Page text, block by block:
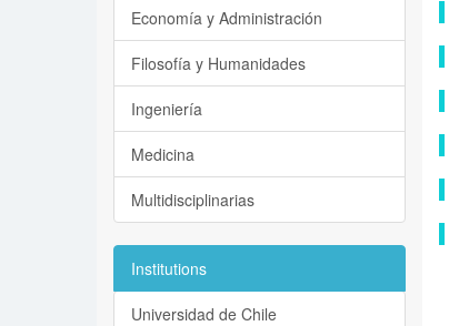
Economía y Administración
Filosofía y Humanidades
Ingeniería
Medicina
Multidisciplinarias
Institutions
Universidad de Chile